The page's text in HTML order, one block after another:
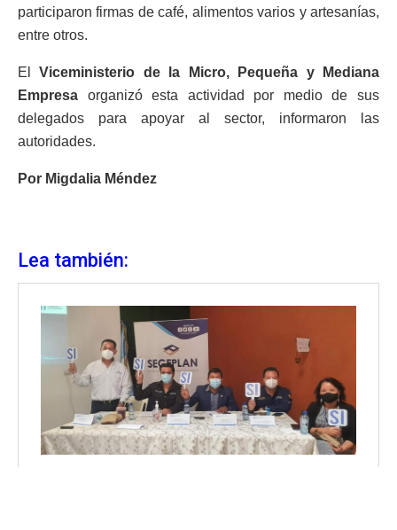
participaron firmas de café, alimentos varios y artesanías,
entre otros.
ElViceministerio de la Micro, Pequeña y Mediana
Empresa organizó esta actividad por medio de sus
delegados para apoyar al sector, informaron las
autoridades.
Por Migdalia Méndez
Lea también: